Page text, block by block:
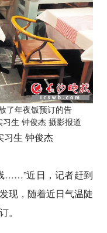
年夜饭预订的告
生 钟俊杰 摄影报道
生 钟俊杰
近日，记者赶到
现，随着近日气温陡
。